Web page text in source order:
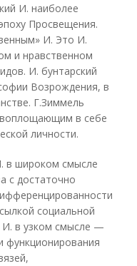
И. наиболее
Просвещения.
И. Это И.
и нравственном
И. бунтарский
Возрождения, в
Г.Зиммель
воплощающим в себе
личности.
в широком смысле
с достаточно
социальной
И. в узком смысле —
функционирования